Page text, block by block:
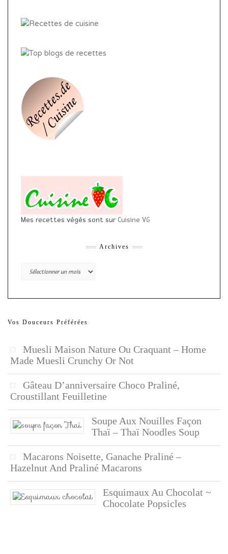
Mes recettes végés sont sur Cuisine VG
Archives
Archives
Vos Douceurs Préférées
Muesli Maison Nature Ou Craquant – Home
Made Muesli Crunchy Or Not
Gâteau D’anniversaire Choco Praliné,
Croustillant Feuilletine
Soupe Aux Nouilles Façon
Thaï – Thaï Noodles Soup
Macarons Noisette, Ganache Praliné –
Hazelnut And Praliné Macarons
Esquimaux Au Chocolat ~
Chocolate Popsicles